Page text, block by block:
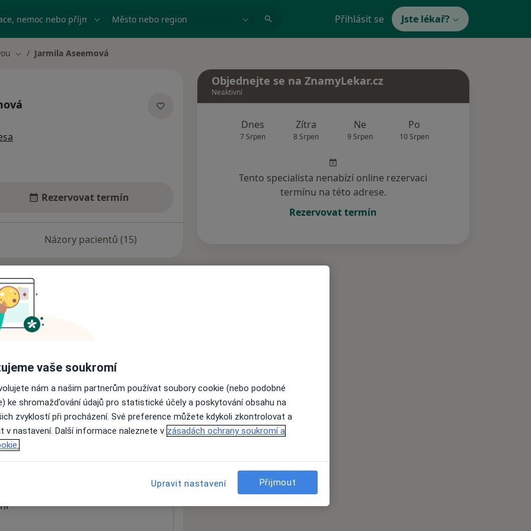
nemoc nebo příjmení Město nebo region Přihlásit se Jste lékař?
Změna města
Jarmila Aseemová
Rezervovat termín
Názory pacientů (15)
nejsou k dispozici
informace o svých službách.
Objednejte se na ZnamyLekar.cz
Neaktivní
Dnes
7 Srpen
Zítra
8 Srpen
Ne
9 Srpen
Po
10 Srpen
Tento specialista nenabízí online rezervaci
termínu na této adrese.
Rezervovat termín
vaše soukromí
nám a našim partnerům používat soubory cookie (nebo podobné
ke shromažďování údajů pro statistické účely a poskytování obsahu na
zvyklostí při procházení. Své preference můžete kdykoli zkontrolovat a
v nastavení. Další informace naleznete v zásadách ochrany soukromí a
Upravit nastavení Přijmout